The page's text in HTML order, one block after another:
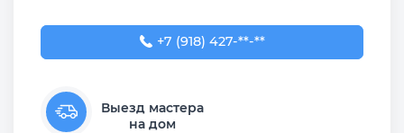
+7 (918) 427-71-21
+7 (918) 427-**-**
Выезд мастера
на дом